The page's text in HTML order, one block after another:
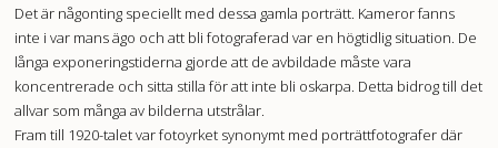
Det är någonting speciellt med dessa gamla porträtt. Kameror fanns
inte i var mans ägo och att bli fotograferad var en högtidlig situation. De
långa exponeringstiderna gjorde att de avbildade måste vara
koncentrerade och sitta stilla för att inte bli oskarpa. Detta bidrog till det
allvar som många av bilderna utstrålar.
Fram till 1920-talet var fotoyrket synonymt med porträttfotografer där